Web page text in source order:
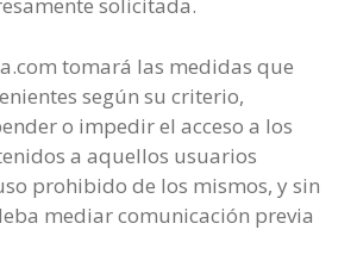
tomará las medidas que
según su criterio,
o impedir el acceso a los
a aquellos usuarios
prohibido de los mismos, y sin
mediar comunicación previa